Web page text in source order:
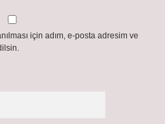
için adım, e-posta adresim ve